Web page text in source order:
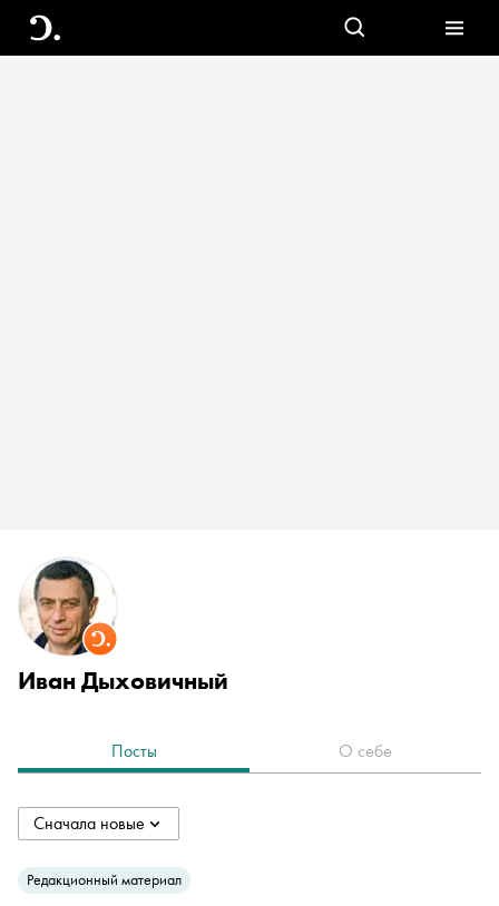
Иван Дыховичный
Посты О себе
Сначала новые
collapsed
Сначала новые
Редакционный материал